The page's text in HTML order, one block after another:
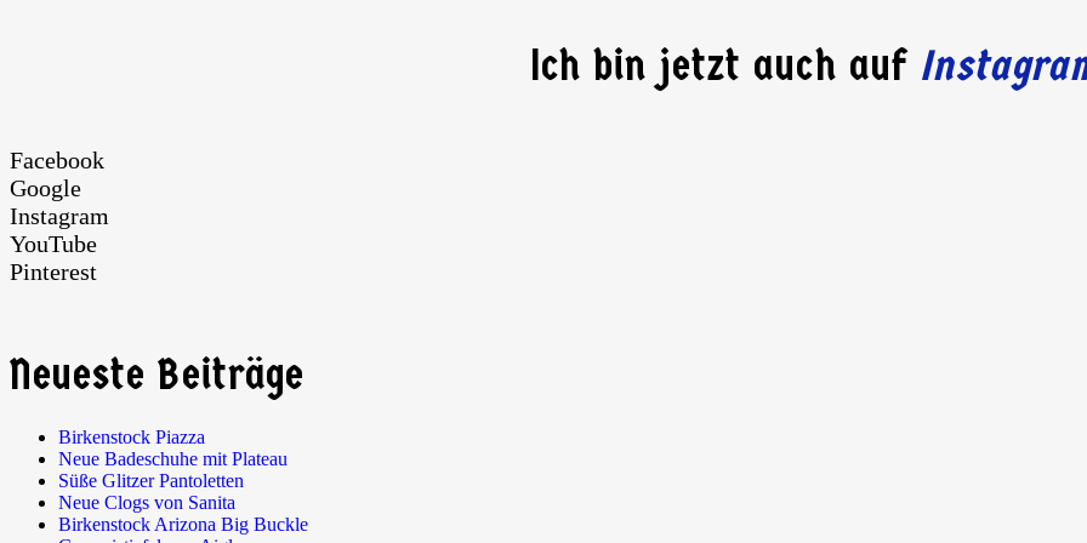
Ich bin jetzt auch auf
Facebook
Google
Instagram
YouTube
Pinterest
Neueste Beiträge
Birkenstock Piazza
Neue Badeschuhe mit Plateau
Süße Glitzer Pantoletten
Neue Clogs von Sanita
Birkenstock Arizona Big Buckle